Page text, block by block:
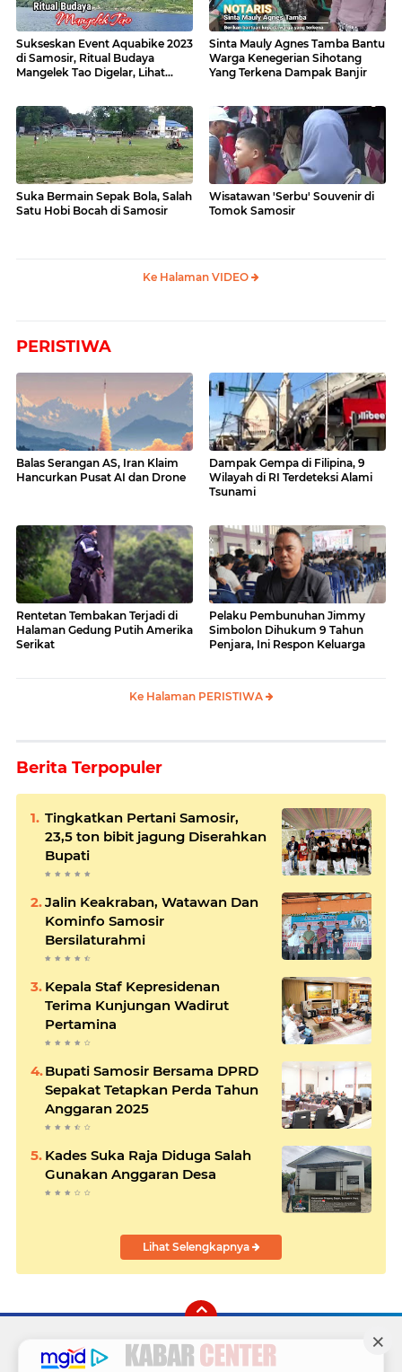
Sukseskan Event Aquabike 2023
di Samosir, Ritual Budaya
Mangelek Tao Digelar, Lihat
Sinta Mauly Agnes Tamba Bantu
Warga Kenegerian Sihotang
Yang Terkena Dampak Banjir
Suka Bermain Sepak Bola, Salah
Satu Hobi Bocah di Samosir
Wisatawan 'Serbu' Souvenir di
Tomok Samosir
Ke Halaman VIDEO
PERISTIWA
Balas Serangan AS, Iran Klaim
Hancurkan Pusat AI dan Drone
Dampak Gempa di Filipina, 9
Wilayah di RI Terdeteksi Alami
Tsunami
Rentetan Tembakan Terjadi di
Halaman Gedung Putih Amerika
Serikat
Pelaku Pembunuhan Jimmy
Simbolon Dihukum 9 Tahun
Penjara, Ini Respon Keluarga
Ke Halaman PERISTIWA
Berita Terpopuler
Tingkatkan Pertani Samosir,
23,5 ton bibit jagung Diserahkan
Bupati
Jalin Keakraban, Watawan Dan
Kominfo Samosir
Bersilaturahmi
Kepala Staf Kepresidenan
Terima Kunjungan Wadirut
Pertamina
Bupati Samosir Bersama DPRD
Sepakat Tetapkan Perda Tahun
Anggaran 2025
Kades Suka Raja Diduga Salah
Gunakan Anggaran Desa
Lihat Selengkapnya